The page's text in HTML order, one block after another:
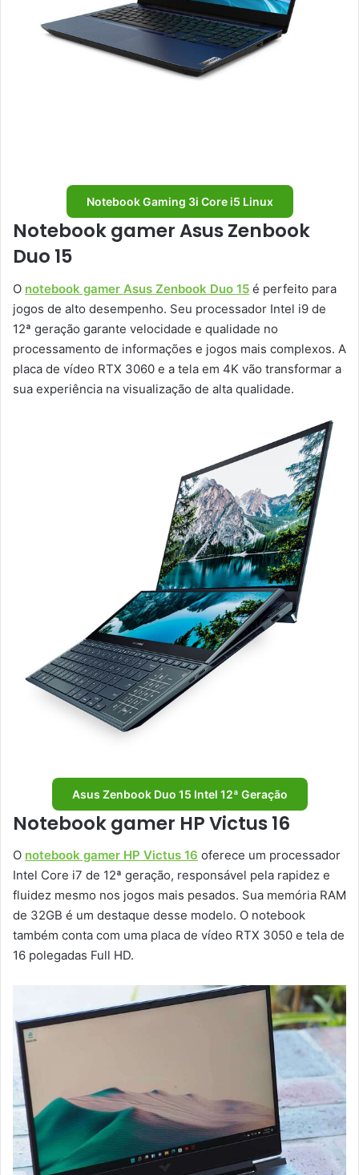
Notebook Gaming 3i Core i5 Linux
Notebook gamer Asus Zenbook
Duo 15
O notebook gamer Asus Zenbook Duo 15 é perfeito para
jogos de alto desempenho. Seu processador Intel i9 de
12ª geração garante velocidade e qualidade no
processamento de informações e jogos mais complexos. A
placa de vídeo RTX 3060 e a tela em 4K vão transformar a
sua experiência na visualização de alta qualidade.
Asus Zenbook Duo 15 Intel 12ª Geração
Notebook gamer HP Victus 16
O notebook gamer HP Victus 16 oferece um processador
Intel Core i7 de 12ª geração, responsável pela rapidez e
fluidez mesmo nos jogos mais pesados. Sua memória RAM
de 32GB é um destaque desse modelo. O notebook
também conta com uma placa de vídeo RTX 3050 e tela de
16 polegadas Full HD.